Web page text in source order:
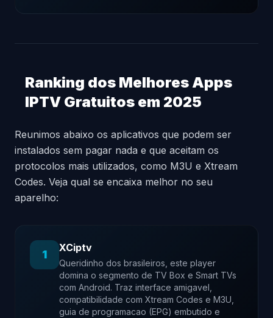
Ranking dos Melhores Apps
IPTV Gratuitos em 2025
Reunimos abaixo os aplicativos que podem ser
instalados sem pagar nada e que aceitam os
protocolos mais utilizados, como M3U e Xtream
Codes. Veja qual se encaixa melhor no seu
aparelho:
1
XCiptv
Queridinho dos brasileiros, este player
domina o segmento de TV Box e Smart TVs
com Android. Traz interface amigavel,
compatibilidade com Xtream Codes e M3U,
guia de programacao (EPG) embutido e